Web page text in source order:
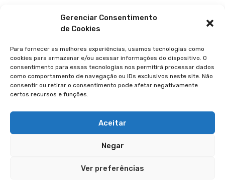
Gerenciar Consentimento
de Cookies
Para fornecer as melhores experiências, usamos tecnologias como
cookies para armazenar e/ou acessar informações do dispositivo. O
consentimento para essas tecnologias nos permitirá processar dados
como comportamento de navegação ou IDs exclusivos neste site. Não
consentir ou retirar o consentimento pode afetar negativamente
certos recursos e funções.
Aceitar
Negar
Ver preferências
Facebook
Youtube
Pinterest
TRANSPARÊNCIA